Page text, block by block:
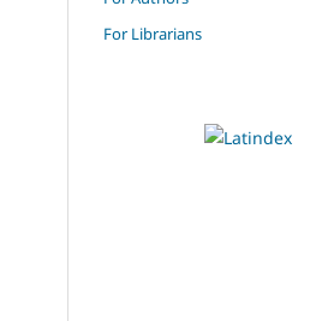
For Librarians